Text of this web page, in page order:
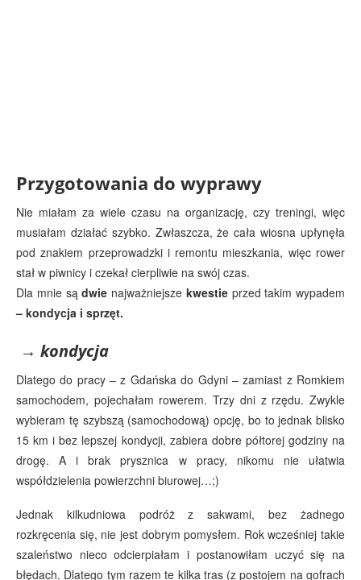
Przygotowania do wyprawy
Nie miałam za wiele czasu na organizację, czy treningi, więc
musiałam działać szybko. Zwłaszcza, że cała wiosna upłynęła
pod znakiem przeprowadzki i remontu mieszkania, więc rower
stał w piwnicy i czekał cierpliwie na swój czas.
Dla mnie sądwie najważniejsze kwestie przed takim wypadem
– kondycja i sprzęt.
→ kondycja
Dlatego do pracy – z Gdańska do Gdyni – zamiast z Romkiem
samochodem, pojechałam rowerem. Trzy dni z rzędu. Zwykle
wybieram tę szybszą (samochodową) opcję, bo to jednak blisko
15 km i bez lepszej kondycji, zabiera dobre półtorej godziny na
drogę. A i brak prysznica w pracy, nikomu nie ułatwia
współdzielenia powierzchni biurowej…;)
Jednak kilkudniowa podróż z sakwami, bez żadnego
rozkręcenia się, nie jest dobrym pomysłem. Rok wcześniej takie
szaleństwo nieco odcierpiałam i postanowiłam uczyć się na
błędach. Dlatego tym razem te kilka tras (z postojem na gofrach